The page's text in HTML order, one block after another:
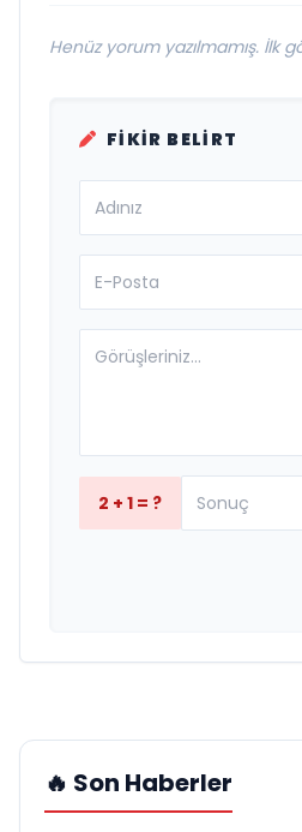
Henüz yorum yazılmamış. İlk
FIKIR BELIRT
2 + 1 = ?
🔥 Son Haberler